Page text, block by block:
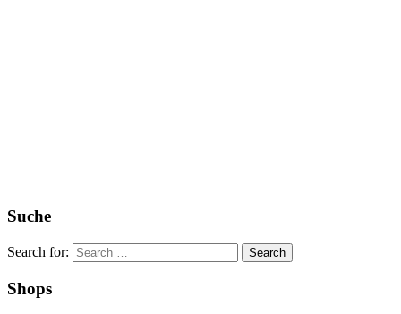
Suche
Search for:
Shops